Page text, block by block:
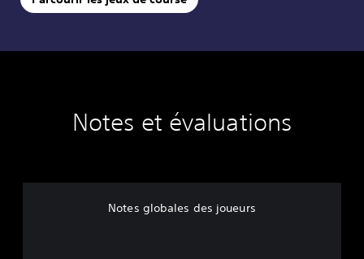
Notes et évaluations
Notes globales des joueurs